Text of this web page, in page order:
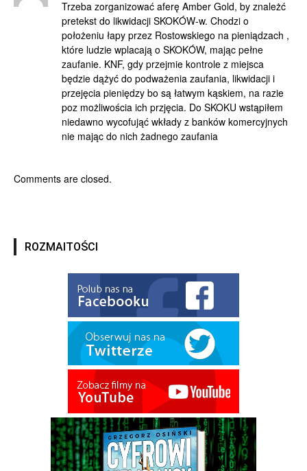
Trzeba zorganizować aferę Amber Gold, by znależć
pretekst do likwidacji SKOKÓW-w. Chodzi o
położeniu łapy przez Rostowskiego na pieniądzach ,
które ludzie wplacają o SKOKÓW, mając pełne
zaufanie. KNF, gdy przejmie kontrole z miejsca
będzie dążyć do podważenia zaufania, likwidacji i
przejęcia pieniędzy bo są łatwym kąskiem, na razie
poz możliwościa ich przjęcia. Do SKOKU wstąpiłem
niedawno wycofująć wkłady z banków komercyjnych
nie mając do nich żadnego zaufania
Comments are closed.
ROZMAITOŚCI